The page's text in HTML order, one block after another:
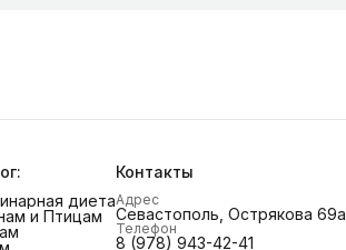
диета
и Птицам
Контакты
Адрес
Севастополь, Острякова 69а
Телефон
8 (978) 943-42-41